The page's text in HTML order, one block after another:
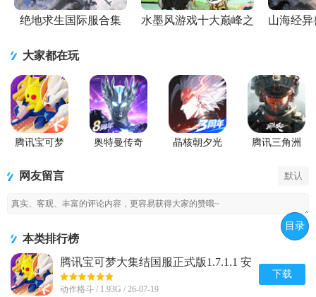
绝地求生国际服合集
水墨风游戏十大巅峰之
山海经
大家都在玩
腾讯宝可梦
奥特曼传奇
晶核朝夕光
腾讯三角洲
网友留言 默认
本类排行榜
腾讯宝可梦大集结国服正式版1.7.1.1 安
卓手机版
动作格斗 / 1.93G / 26-07-19
下载
目录